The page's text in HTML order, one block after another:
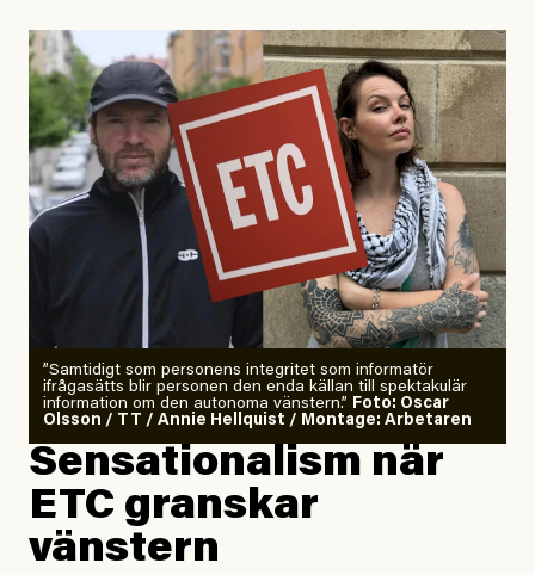
”Samtidigt som personens integritet som informatör
ifrågasätts blir personen den enda källan till spektakulär
information om den autonoma vänstern.” Foto: Oscar
Olsson / TT / Annie Hellquist / Montage: Arbetaren
Sensationalism när
ETC granskar
vänstern